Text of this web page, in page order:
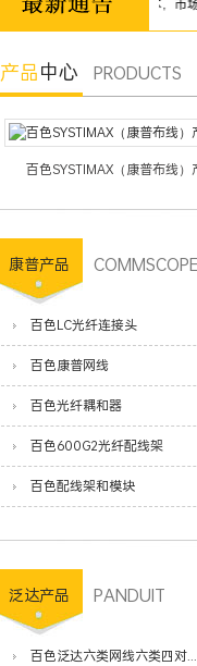
诚信为本，市场永远
产品中心 PRODUCTS
百色SYSTIMAX（康普布线）
康普产品 COMMSCOPE
百色LC光纤连接头
百色康普网线
百色光纤耦和器
百色600G2光纤配线架
百色配线架和模块
泛达产品 PANDUIT
百色泛达六类网线六类四对非屏蔽双绞线